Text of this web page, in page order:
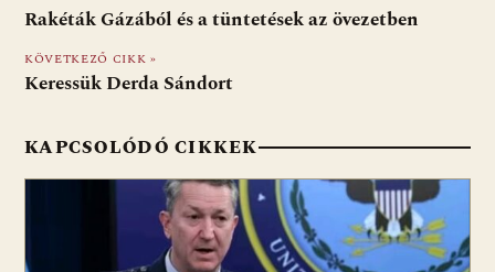
b
o
o
s
A
p
di l m
Rakéták Gázából és a tüntetések az övezetben
KÖVETKEZŐ CIKK »
Keressük Derda Sándort
KAPCSOLÓDÓ CIKKEK